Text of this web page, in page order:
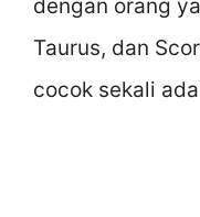
dengan orang
Taurus, dan
cocok sekali